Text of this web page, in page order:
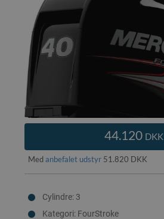
44.120 DKK
Med anbefalet udstyr51.820 DKK
Cylindre: 3
Kategori: FourStroke